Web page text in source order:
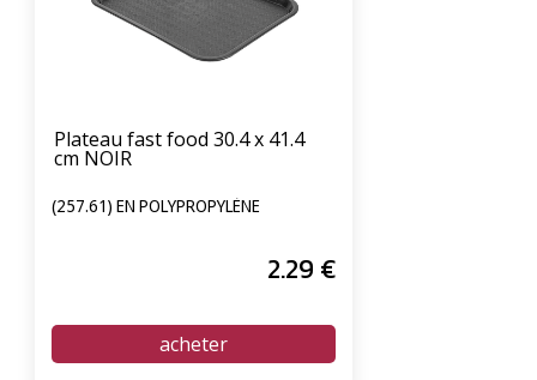
Plateau fast food 30.4 x 41.4
cm NOIR
(257.61) EN POLYPROPYLÈNE
2.29 €